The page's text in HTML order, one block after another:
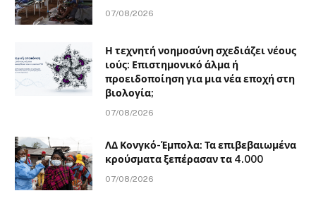
07/08/2026
Η τεχνητή νοημοσύνη σχεδιάζει νέους
ιούς: Επιστημονικό άλμα ή
προειδοποίηση για μια νέα εποχή στη
βιολογία;
07/08/2026
ΛΔ Κονγκό-Έμπολα: Τα επιβεβαιωμένα
κρούσματα ξεπέρασαν τα 4.000
07/08/2026